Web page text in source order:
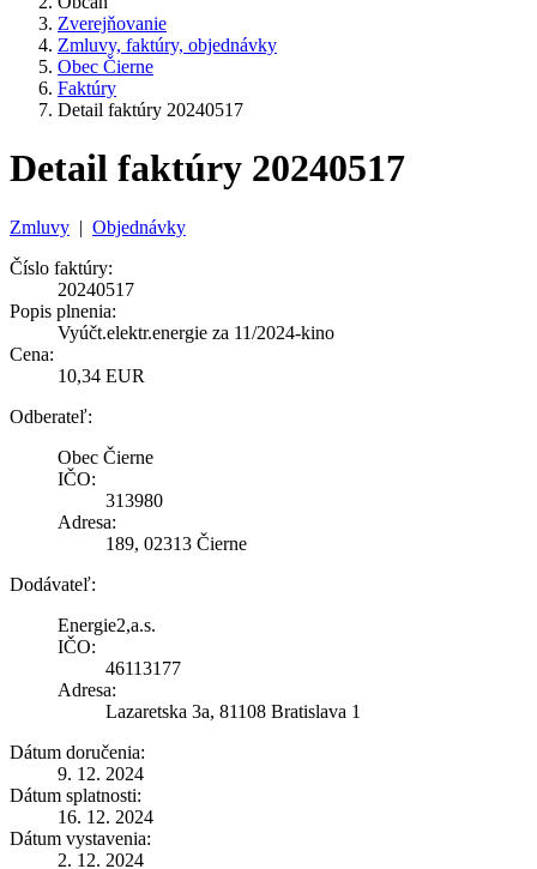
Zverejňovanie
Zmluvy, faktúry, objednávky
Obec Čierne
Faktúry
Detail faktúry 20240517
Detail faktúry 20240517
Zmluvy | Objednávky
Číslo faktúry:
20240517
Popis plnenia:
Vyúčt.elektr.energie za 11/2024-kino
Cena:
10,34 EUR
Odberateľ:
Obec Čierne
IČO:
313980
Adresa:
189, 02313 Čierne
Dodávateľ:
Energie2,a.s.
IČO:
46113177
Adresa:
Lazaretska 3a, 81108 Bratislava 1
Dátum doručenia:
9. 12. 2024
Dátum splatnosti:
16. 12. 2024
Dátum vystavenia:
2. 12. 2024